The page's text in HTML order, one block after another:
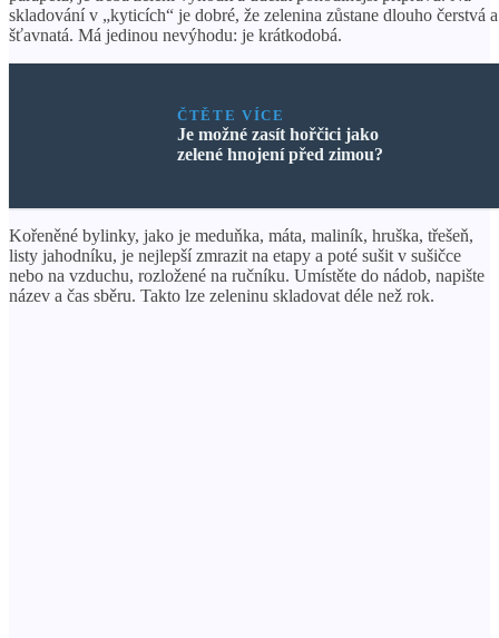
skladování v „kyticích“ je dobré, že zelenina zůstane dlouho čerstvá a
šťavnatá. Má jedinou nevýhodu: je krátkodobá.
ČTĚTE VÍCE
Je možné zasít hořčici jako
zelené hnojení před zimou?
Kořeněné bylinky, jako je meduňka, máta, maliník, hruška, třešeň,
listy jahodníku, je nejlepší zmrazit na etapy a poté sušit v sušičce
nebo na vzduchu, rozložené na ručníku. Umístěte do nádob, napište
název a čas sběru. Takto lze zeleninu skladovat déle než rok.